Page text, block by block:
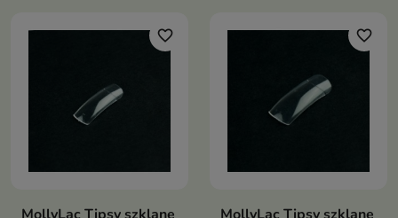
favorite_border favorite_border